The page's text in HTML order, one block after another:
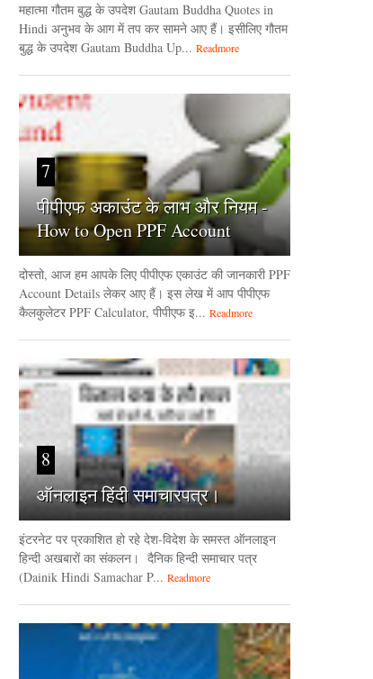
महात्मा गौतम बुद्ध के उपदेश Gautam Buddha Quotes in
Hindi अनुभव के आग में तप कर सामने आए हैं। इसीलिए गौतम
बुद्ध के उपदेश Gautam Buddha Up... Readmore
7
पीपीएफ अकाउंट के लाभ और नियम -
How to Open PPF Account
दोस्तो, आज हम आपके लिए पीपीएफ एकाउंट की जानकारी PPF
Account Details लेकर आए हैं। इस लेख में आप पीपीएफ
कैलकुलेटर PPF Calculator, पीपीएफ इ... Readmore
8
ऑनलाइन हिंदी समाचारपत्र।
इंटरनेट पर प्रकाशित हो रहे देश-विदेश के समस्त ऑनलाइन
हिन्दी अखबारों का संकलन। दैनिक हिन्‍दी समाचार पत्र
(Dainik Hindi Samachar P... Readmore